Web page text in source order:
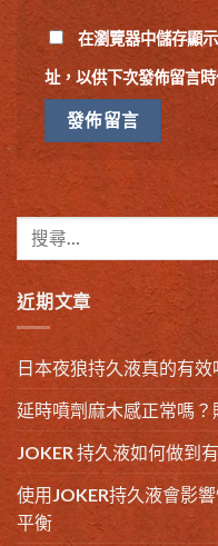
在瀏覽器中儲存顯
址，以供下次發佈留言時
近期文章
日本夜狼持久液真的有
延時噴劑麻木感正常嗎
JOKER 持久液如何做到
使用JOKER持久液會影
平衡